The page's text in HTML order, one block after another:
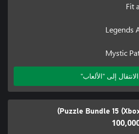
Fit
Legends
Mystic
الانتقال إلى "الألعاب"
Puzzle Bundle 15 (Xbox